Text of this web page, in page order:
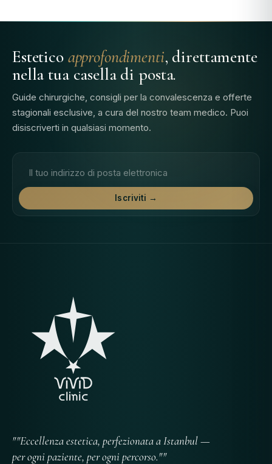
Estetico approfondimenti, direttamente
nella tua casella di posta.
Guide chirurgiche, consigli per la convalescenza e offerte
stagionali esclusive, a cura del nostro team medico. Puoi
disiscriverti in qualsiasi momento.
Iscriviti →
""Eccellenza estetica, perfezionata a Istanbul —
per ogni paziente, per ogni percorso.""